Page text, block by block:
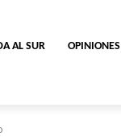
AL SUR OPINIONES